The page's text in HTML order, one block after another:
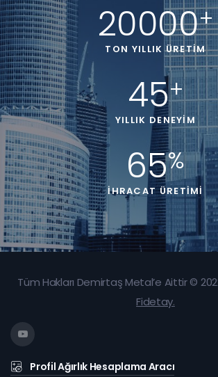
20000+
TON YILLIK ÜRETIM
45+
YILLIK DENEYIM
65%
İHRACAT ÜRETIMI
Tüm Hakları Demirtaş Metal’e Aittir ©
Fidetay.
Profil Ağırlık Hesaplama Aracı